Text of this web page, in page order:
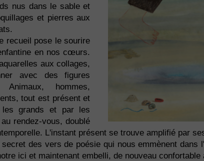
nus dans le sable et
et pierres aux
recueil pose le sourire
en nos cœurs.
aux collages,
avec des figures
hommes,
tout est présent et
grands et par les
rendez-vous, doublé
L'instant présent se trouve amplifié par
des vers de poésie qui nous emmènent dans
ici et maintenant embelli, de nouveau confortable